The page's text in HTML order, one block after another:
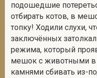
подошедшие
отбирать котов, в
топку! Ходили слухи,
заключённых
режима, который
мешок с животными в
камнями сбивать из-